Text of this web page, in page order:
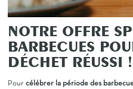
NOTRE OFFRE
BARBECUES
DÉCHET RÉUSSI !
Pour célébrer la période des